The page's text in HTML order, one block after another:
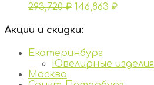
293,720₽ 146,863 ₽
Акции и скидки:
Екатеринбург
Ювелирные изделия
Москва